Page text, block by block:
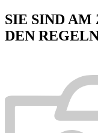
SIE SIND
DEN